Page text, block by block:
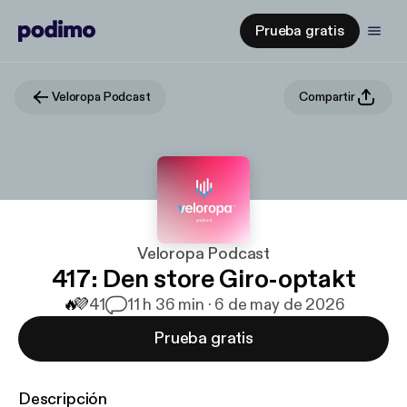
Prueba gratis
Veloropa Podcast Compartir
Veloropa Podcast
417: Den store Giro-optakt
🔥💜41 11 h 36 min · 6 de may de 2026
Prueba gratis
Descripción